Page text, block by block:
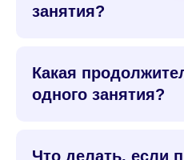
занятия?
Какая
одного занятия?
Что делать, если